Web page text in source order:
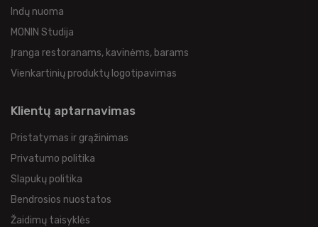
Indų nuoma
MONIN Studija
Įranga restoranams, kavinėms, barams
Vienkartinių produktų logotipavimas
Klientų aptarnavimas
Pristatymas ir grąžinimas
Privatumo politika
Slapukų politika
Bendrosios nuostatos
Žaidimų taisyklės